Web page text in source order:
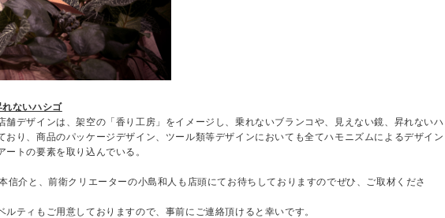
ないハシゴ
舗デザインは、架空の「香り工房」をイメージし、乗れないブランコや、見えない鏡、昇れないハ
おり、商品のパッケージデザイン、ツール類等デザインにおいても全てハモニズムによるデザイン
トの要素を取り込んでいる。
信介と、前衛クリエーターの小島和人も店頭にてお待ちしておりますのでぜひ、ご取材くださ
ティもご用意しておりますので、事前にご連絡頂けると幸いです。